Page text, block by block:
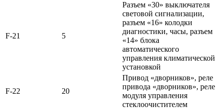
F-21 5
Разъем «30» выключателя
световой сигнализации,
разъем «16» колодки
диагностики, часы, разъем
«14» блока
автоматического
управления климатической
установкой
F-22 20
Привод «дворников», реле
привода «дворников», реле
модуля управления
стеклоочистителем